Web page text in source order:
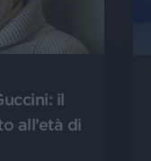
il
all’età di